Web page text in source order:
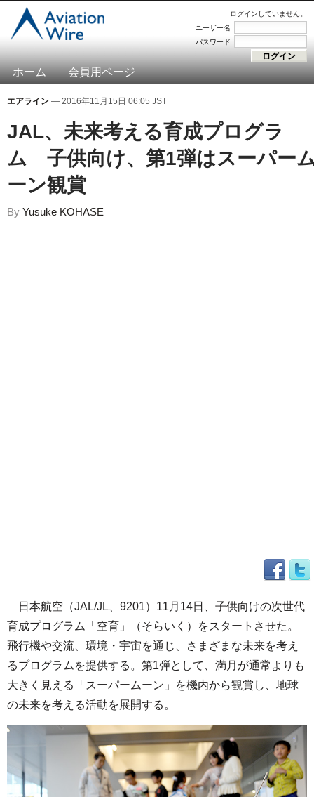
ログインしていません。
ユーザー名
パスワード
ホーム 会員用ページ
エアライン — 2016年11月15日 06:05 JST
JAL、未来考える育成プログラ
ム 子供向け、第1弾はスーパー
ーン観賞
By Yusuke KOHASE
日本航空（JAL/JL、9201）11月14日、子供向けの次世代
育成プログラム「空育」（そらいく）をスタートさせた。
飛行機や交流、環境・宇宙を通じ、さまざまな未来を考え
るプログラムを提供する。第1弾として、満月が通常よりも
大きく見える「スーパームーン」を機内から観賞し、地球
の未来を考える活動を展開する。